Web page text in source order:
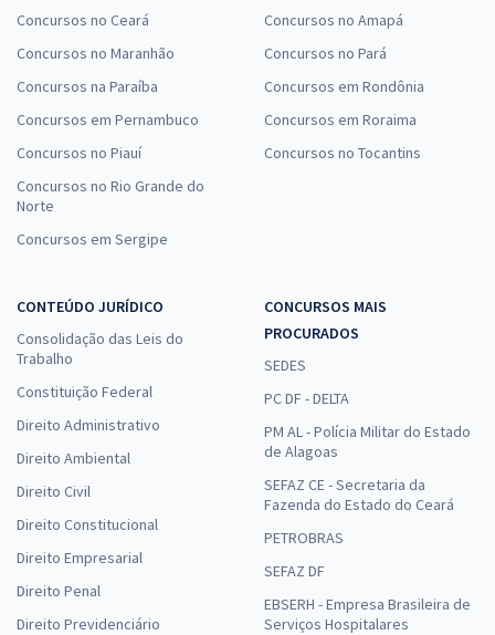
Concursos no Ceará
Concursos no Maranhão
Concursos na Paraíba
Concursos em Pernambuco
Concursos no Piauí
Concursos no Rio Grande do
Norte
Concursos em Sergipe
Concursos no Amapá
Concursos no Pará
Concursos em Rondônia
Concursos em Roraima
Concursos no Tocantins
CONTEÚDO JURÍDICO
Consolidação das Leis do
Trabalho
Constituição Federal
Direito Administrativo
Direito Ambiental
Direito Civil
Direito Constitucional
Direito Empresarial
Direito Penal
Direito Previdenciário
CONCURSOS MAIS
PROCURADOS
SEDES
PC DF - DELTA
PM AL - Polícia Militar do Estado
de Alagoas
SEFAZ CE - Secretaria da
Fazenda do Estado do Ceará
PETROBRAS
SEFAZ DF
EBSERH - Empresa Brasileira de
Serviços Hospitalares